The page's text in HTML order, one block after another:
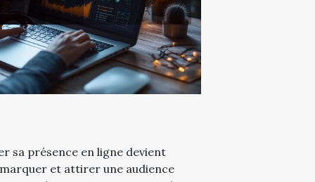
sa présence en ligne devient
et attirer une audience